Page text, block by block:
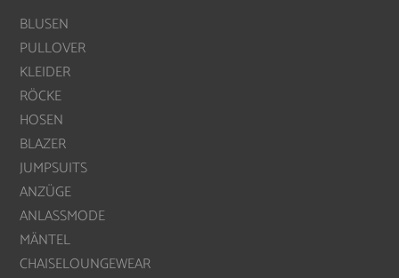
BLUSEN
PULLOVER
KLEIDER
RÖCKE
HOSEN
BLAZER
JUMPSUITS
ANZÜGE
ANLASSMODE
MÄNTEL
CHAISELOUNGEWEAR